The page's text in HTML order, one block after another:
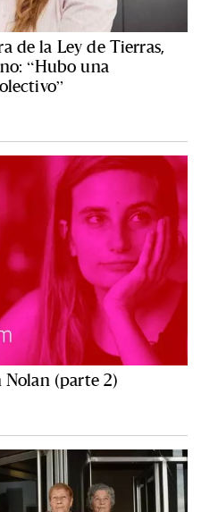
de la Ley de Tierras,
“Hubo una
Nolan (parte 2)